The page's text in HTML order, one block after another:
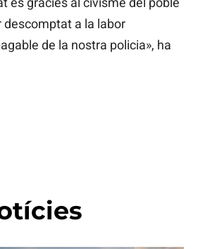
descomptat a la labor
de la nostra policia», ha